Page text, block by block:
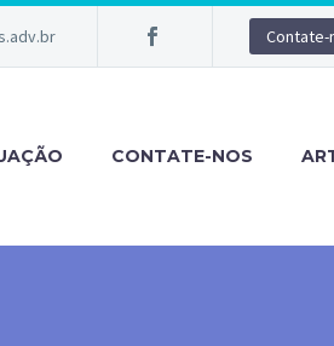
Contate-
CONTATE-NOS